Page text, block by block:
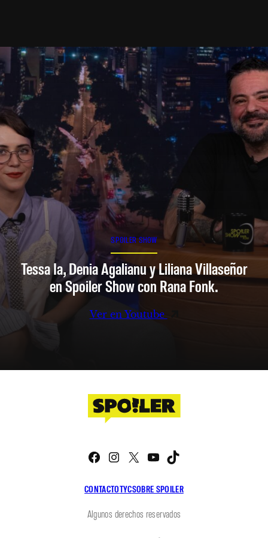
SPOILER SHOW
Tessa Ia, Denia Agalianu y Liliana Villaseñor
en Spoiler Show con Rana Fonk.
Ver en Youtube
CONTACTOTYCSOBRE SPOILER
Facebook
Instagram
X YouTube
Algunos derechos reservados